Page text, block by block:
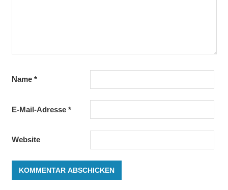
Name *
E-Mail-Adresse *
Website